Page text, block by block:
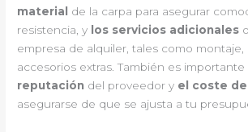
material
de la carpa para asegurar
resistencia, y los servicios adicionales
empresa de alquiler, tales como
accesorios extras. También es importante
reputación del proveedor y el coste
asegurarse de que se ajusta a tu